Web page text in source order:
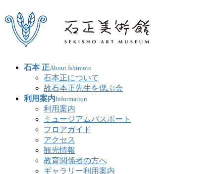
石本 正About Ishimoto
石本正について
故石本正先生を偲ぶ会
利用案内Information
利用案内
ミュージアムパスポート
フロアガイド
アクセス
観光情報
教育関係者の方へ
ギャラリー利用案内